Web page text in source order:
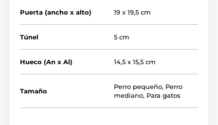
Puerta (ancho x alto) 19 x 19,5 cm
Túnel 5 cm
Hueco (An x Al) 14,5 x 15,5 cm
Tamaño
Perro pequeño, Perro
mediano, Para gatos